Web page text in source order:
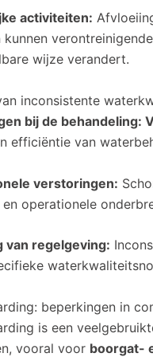
activiteiten:
wijze verandert.
inconsistente
bij de behandeling:
efficiëntie van
verstoringen:
operationele
van regelgeving:
beperkingen in
is een
vooral voor boorgat-